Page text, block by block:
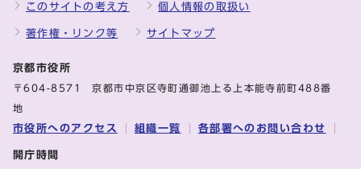
このサイトの考え方 個人情報の取扱い
著作権・リンク等 サイトマップ
京都市役所
〒604-8571 京都市中京区寺町通御池上る上本能寺前町488番
地
市役所へのアクセス 組織一覧 各部署へのお問い合わせ
開庁時間